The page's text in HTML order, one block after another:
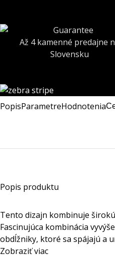
Až 4 kamenné predajne
Slovensku
PopisParametreHodnotenia
Popis produktu
Tento dizajn kombinuje
Fascinujúca kombinácia
obdĺžniky, ktoré sa spájajú a
Zobraziť viac